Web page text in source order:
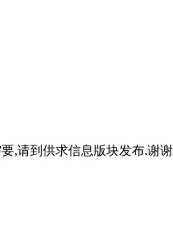
,请到供求信息版块发布.谢